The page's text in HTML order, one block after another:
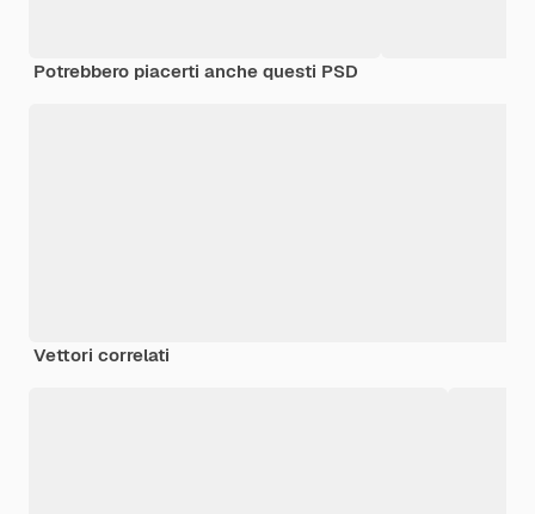
Potrebbero piacerti anche questi PSD
Vettori correlati